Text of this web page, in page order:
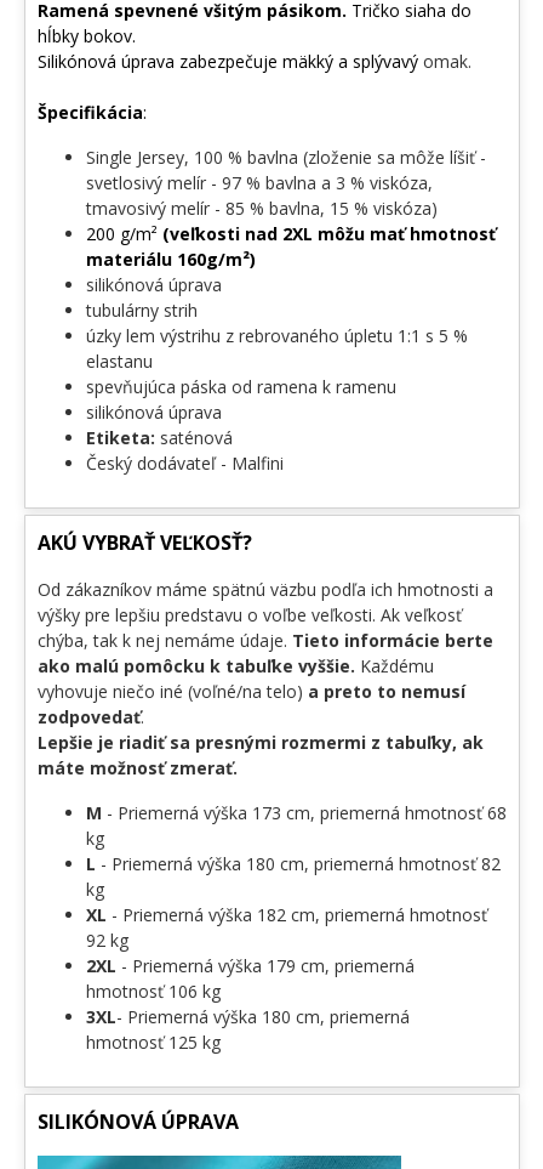
Ramená spevnené všitým pásikom. Tričko siaha do
hĺbky bokov.
Silikónová úprava zabezpečuje mäkký a splývavý omak.
Špecifikácia:
Single Jersey, 100 % bavlna (zloženie sa môže líšiť -
svetlosivý melír - 97 % bavlna a 3 % viskóza,
tmavosivý melír - 85 % bavlna, 15 % viskóza)
200 g/m² (veľkosti nad 2XL môžu mať hmotnosť
materiálu 160g/m²)
silikónová úprava
tubulárny strih
úzky lem výstrihu z rebrovaného úpletu 1:1 s 5 %
elastanu
spevňujúca páska od ramena k ramenu
silikónová úprava
Etiketa: saténová
Český dodávateľ - Malfini
AKÚ VYBRAŤ VEĽKOSŤ?
Od zákazníkov máme spätnú väzbu podľa ich hmotnosti a
výšky pre lepšiu predstavu o voľbe veľkosti. Ak veľkosť
chýba, tak k nej nemáme údaje. Tieto informácie berte
ako malú pomôcku k tabuľke vyššie. Každému
vyhovuje niečo iné (voľné/na telo) a preto to nemusí
zodpovedať.
Lepšie je riadiť sa presnými rozmermi z tabuľky, ak
máte možnosť zmerať.
M - Priemerná výška 173 cm, priemerná hmotnosť 68
kg
L - Priemerná výška 180 cm, priemerná hmotnosť 82
kg
XL - Priemerná výška 182 cm, priemerná hmotnosť
92 kg
2XL - Priemerná výška 179 cm, priemerná
hmotnosť 106 kg
3XL- Priemerná výška 180 cm, priemerná
hmotnosť 125 kg
SILIKÓNOVÁ ÚPRAVA